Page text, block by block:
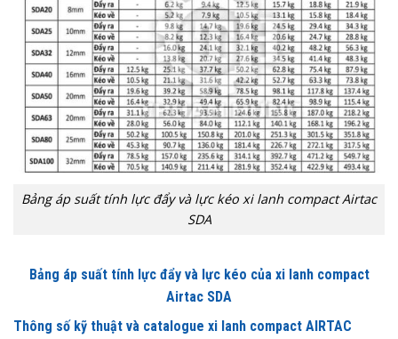
Bảng áp suất tính lực đẩy và lực kéo xi lanh compact Airtac
SDA
Bảng áp suất tính lực đẩy và lực kéo của xi lanh compact
Airtac SDA
Thông số kỹ thuật và catalogue xi lanh compact AIRTAC